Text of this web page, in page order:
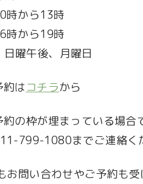
時から13時
時から19時
曜午後、月曜日
約はコチラから
の枠が埋まっている場合
799-1080までご連絡く
お問い合わせやご予約も